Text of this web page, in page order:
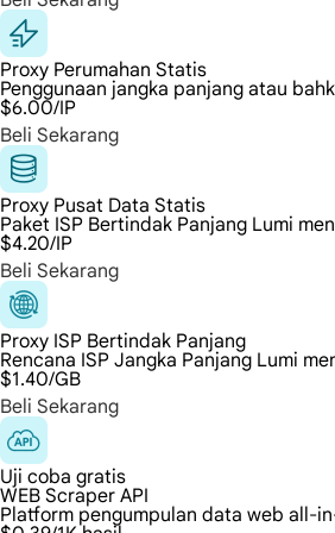
Proxy Perumahan Statis
Penggunaan jangka panjang atau
$6.00/IP
Beli Sekarang
Proxy Pusat Data Statis
Paket ISP Bertindak Panjang Lumi
$4.20/IP
Beli Sekarang
Proxy ISP Bertindak Panjang
Rencana ISP Jangka Panjang Lumi
$1.40/GB
Beli Sekarang
Uji coba gratis
WEB Scraper API
Platform pengumpulan data web all-